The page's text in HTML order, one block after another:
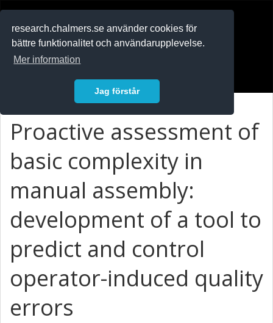
research.chalmers.se använder cookies för
bättre funktionalitet och användarupplevelse.
Mer information
Jag förstår
Proactive assessment of
basic complexity in
manual assembly:
development of a tool to
predict and control
operator-induced quality
errors